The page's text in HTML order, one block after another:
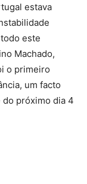
estava
este
Machado,
o primeiro
um facto
do próximo dia 4